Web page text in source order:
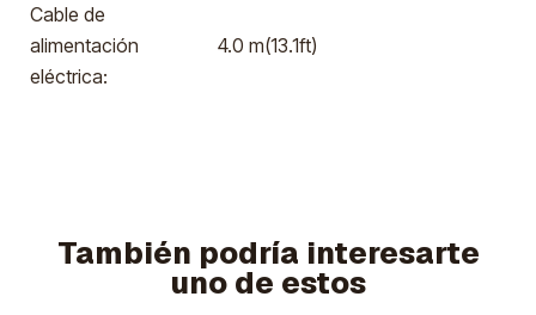
Cable de
alimentación
eléctrica:
4.0 m(13.1ft)
También podría interesarte
uno de estos